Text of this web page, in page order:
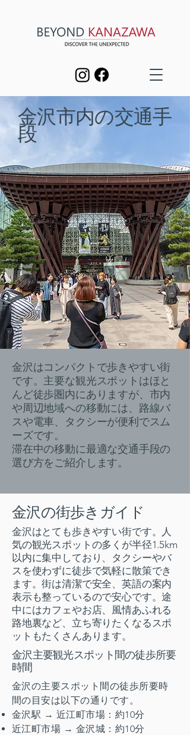
金沢市内の交通手
段
金沢はコンパクトで歩きやすい街
です。主要な観光スポットはほと
んど徒歩圏内にありますが、市内
や周辺地域への移動には、路線バ
スや電車、タクシーが便利でスム
ーズです。
滞在中の移動に最適な交通手段の
選び方をご紹介します。
金沢の街歩きガイド
金沢はとても歩きやすい街です。人
気の観光スポットの多くが半径1.5km
以内に集中しており、タクシーやバ
スを使わずに徒歩で気軽に散策でき
ます。街は清潔で安全、英語の案内
表示も整っているので安心です。途
中にはカフェやお店、風情あふれる
路地裏など、立ち寄りたくなるスポ
ットもたくさんあります。
金沢主要観光スポット間の徒歩所要
時間
金沢の主要スポット間の徒歩所要時
間の目安は以下の通りです。
金沢駅 → 近江町市場：約10分
近江町市場 → 金沢城：約10分